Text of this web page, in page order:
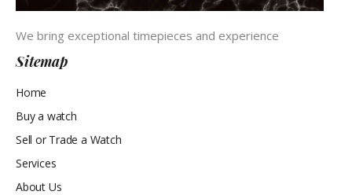
We bring exceptional timepieces and experience
Sitemap
Home
Buy a watch
Sell or Trade a Watch
Services
About Us